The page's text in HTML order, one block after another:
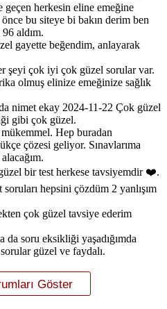
geçen herkesin eline emeğine
önce bu siteye bi bakın derim ben
aldım.
gayette beğendim, anlayarak
şeyi çok iyi çok güzel sorular var.
olmuş elinize emeğinize sağlık
nimet ekay 2024-11-22 Çok güzel
gibi çok güzel.
Hep buradan
çözesi geliyor. Sınavlarıma
bir test herkese tavsiyemdir ❤️.
hepsini çözdüm 2 yanlışım
çok güzel tavsiye ederim
da soru eksikliği yaşadığımda
güzel ve faydalı.